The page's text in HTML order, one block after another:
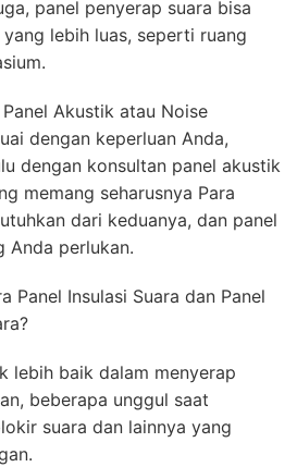
panel penyerap suara bisa
lebih luas, seperti ruang
Akustik atau Noise
dengan keperluan Anda,
dengan konsultan panel akustik
memang seharusnya Para
dari keduanya, dan panel
Anda perlukan.
Panel Insulasi Suara dan Panel
lebih baik dalam menyerap
beberapa unggul saat
suara dan lainnya yang